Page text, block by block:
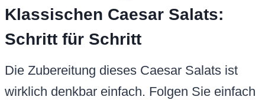
Klassischen Caesar Salats:
Schritt für Schritt
Die Zubereitung dieses Caesar Salats ist
wirklich denkbar einfach. Folgen Sie einfach